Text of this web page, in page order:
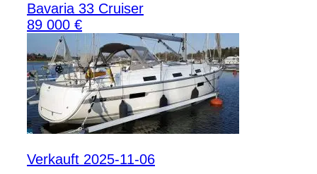
Bavaria 33 Cruiser
89 000 €
Verkauft 2025-11-06